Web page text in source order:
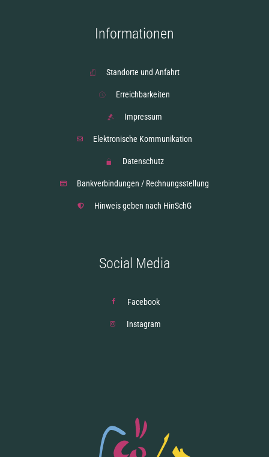
Informationen
Standorte und Anfahrt
Erreichbarkeiten
Impressum
Elektronische Kommunikation
Datenschutz
Bankverbindungen / Rechnungsstellung
Hinweis geben nach HinSchG
Social Media
Facebook
Instagram